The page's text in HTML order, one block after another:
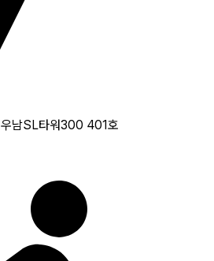
남SL타워300 401호